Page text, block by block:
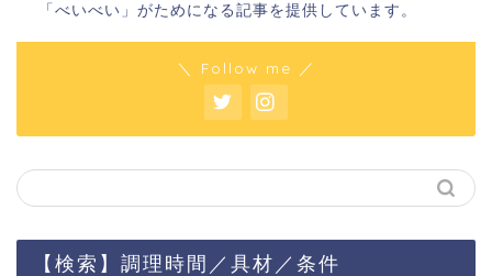
「べいべい」がためになる記事を提供しています。
＼ Follow me ／
【検索】調理時間／具材／条件